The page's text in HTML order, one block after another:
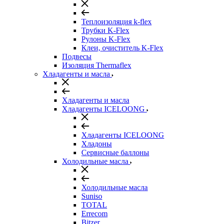
Теплоизоляция k-flex
Трубки K-Flex
Рулоны K-Flex
Клеи, очиститель K-Flex
Подвесы
Изоляция Thermaflex
Хладагенты и масла
Хладагенты и масла
Хладагенты ICELOONG
Хладагенты ICELOONG
Хладоны
Сервисные баллоны
Холодильные масла
Холодильные масла
Suniso
TOTAL
Errecom
Bitzer